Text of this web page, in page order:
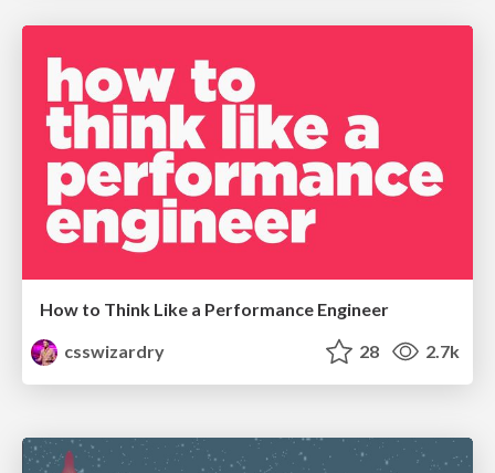
How to Think Like a Performance Engineer
csswizardry
28 2.7k